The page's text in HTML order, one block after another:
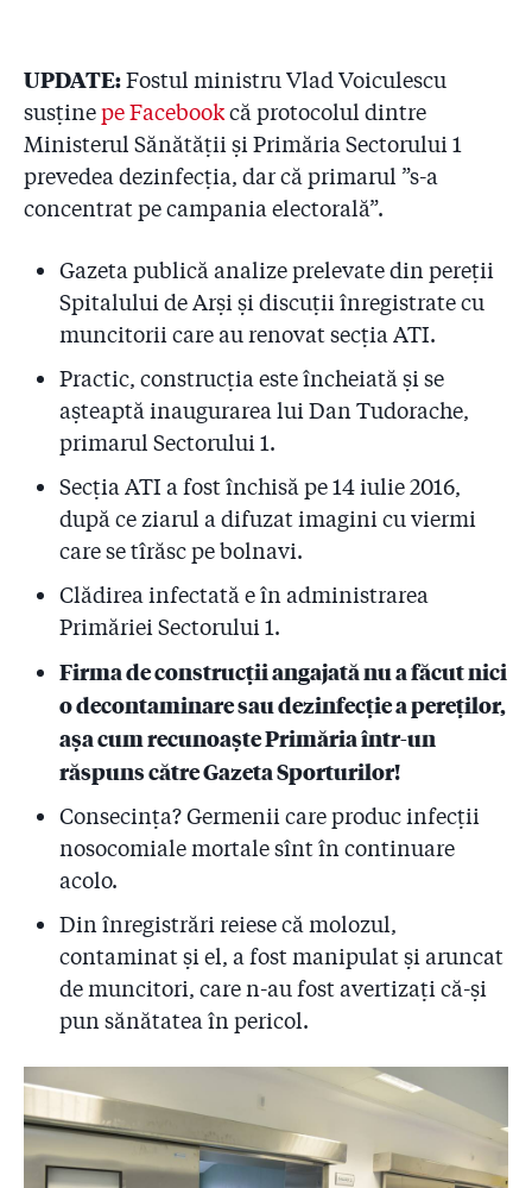
UPDATE:Fostul ministru Vlad Voiculescu
susținepe Facebookcă protocolul dintre
Ministerul Sănătății și Primăria Sectorului 1
prevedea dezinfecția, dar că primarul ”s-a
concentrat pe campania electorală”.
Gazeta publică analize prelevate din pereții
Spitalului de Arși și discuții înregistrate cu
muncitorii care au renovat secția ATI.
Practic, construcția este încheiată și se
așteaptă inaugurarea lui Dan Tudorache,
primarul Sectorului 1.
Secția ATI a fost închisă pe 14 iulie 2016,
după ce ziarul a difuzat imagini cu viermi
care se tîrăsc pe bolnavi.
Clădirea infectată e în administrarea
Primăriei Sectorului 1.
Firma de construcții angajată nu a făcut nici
o decontaminare sau dezinfecție a pereților,
așa cum recunoaște Primăria într-un
răspuns către Gazeta Sporturilor!
Consecința? Germenii care produc infecții
nosocomiale mortale sînt în continuare
acolo.
Din înregistrări reiese că molozul,
contaminat și el, a fost manipulat și aruncat
de muncitori, care n-au fost avertizați că-și
pun sănătatea în pericol.